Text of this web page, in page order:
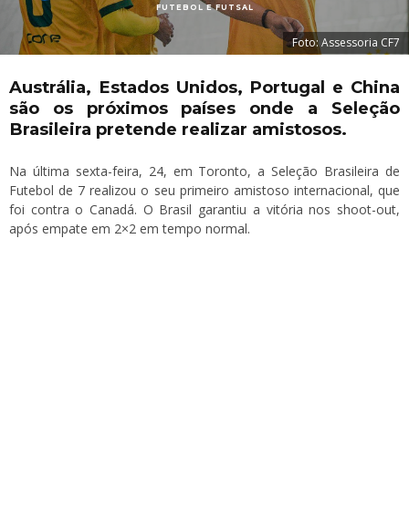
FUTEBOL E FUTSAL
Foto: Assessoria CF7
Austrália, Estados Unidos, Portugal e China
são os próximos países onde a Seleção
Brasileira pretende realizar amistosos.
Na última sexta-feira, 24, em Toronto, a Seleção Brasileira de
Futebol de 7 realizou o seu primeiro amistoso internacional, que
foi contra o Canadá. O Brasil garantiu a vitória nos shoot-out,
após empate em 2×2 em tempo normal.